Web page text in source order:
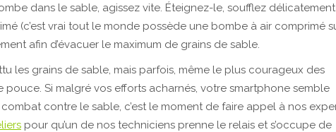
dans le sable, agissez vite. Éteignez-le, soufflez
(c’est vrai tout le monde possède une bombe à air comprimé
afin d’évacuer le maximum de grains de sable.
les grains de sable, mais parfois, même le plus courageux des
pouce. Si malgré vos efforts acharnés, votre smartphone semble
contre le sable, c’est le moment de faire appel à nos
pour qu’un de nos techniciens prenne le relais et s’occupe de